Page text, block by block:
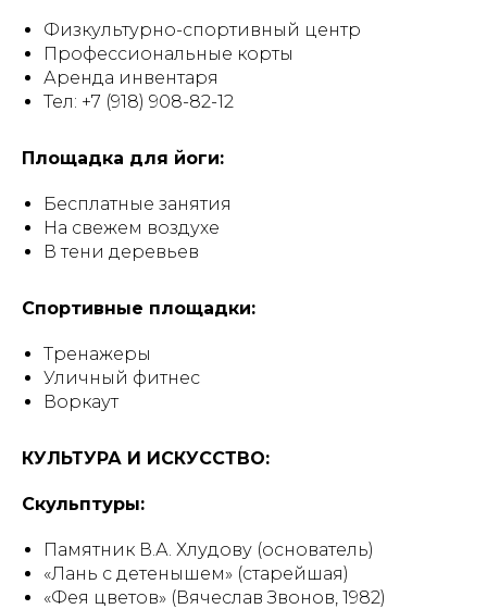
Физкультурно-спортивный центр
Профессиональные корты
Аренда инвентаря
Тел: +7 (918) 908-82-12
Площадка для йоги:
Бесплатные занятия
На свежем воздухе
В тени деревьев
Спортивные площадки:
Тренажеры
Уличный фитнес
Воркаут
КУЛЬТУРА И ИСКУССТВО:
Скульптуры:
Памятник В.А. Хлудову (основатель)
«Лань с детенышем» (старейшая)
«Фея цветов» (Вячеслав Звонов, 1982)